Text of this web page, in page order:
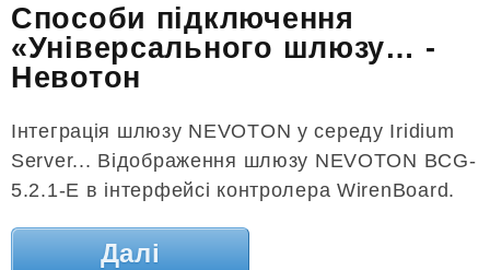
Способи підключення
«Універсального шлюзу… -
Невотон
Інтеграція шлюзу NEVOTON у середу Iridium
Server... Відображення шлюзу NEVOTON BCG-
5.2.1-E в інтерфейсі контролера WirenBoard.
Далі